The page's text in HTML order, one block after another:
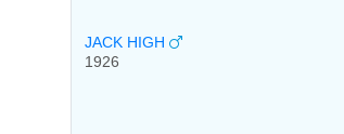
JACK HIGH
1926